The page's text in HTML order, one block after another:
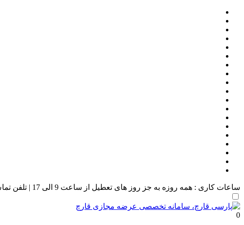
ساعات کاری : همه روزه به جز روز های تعطیل از ساعت 9 الی 17 | تلفن تماس 09331041004
0